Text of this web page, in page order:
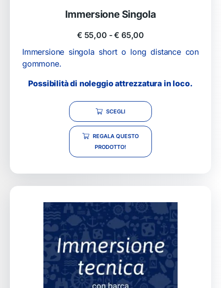
Immersione Singola
€ 55,00 -€ 65,00
Immersione singola short o long distance con
gommone.
Possibilità di noleggio attrezzatura in loco.
SCEGLI
REGALA QUESTO
PRODOTTO!